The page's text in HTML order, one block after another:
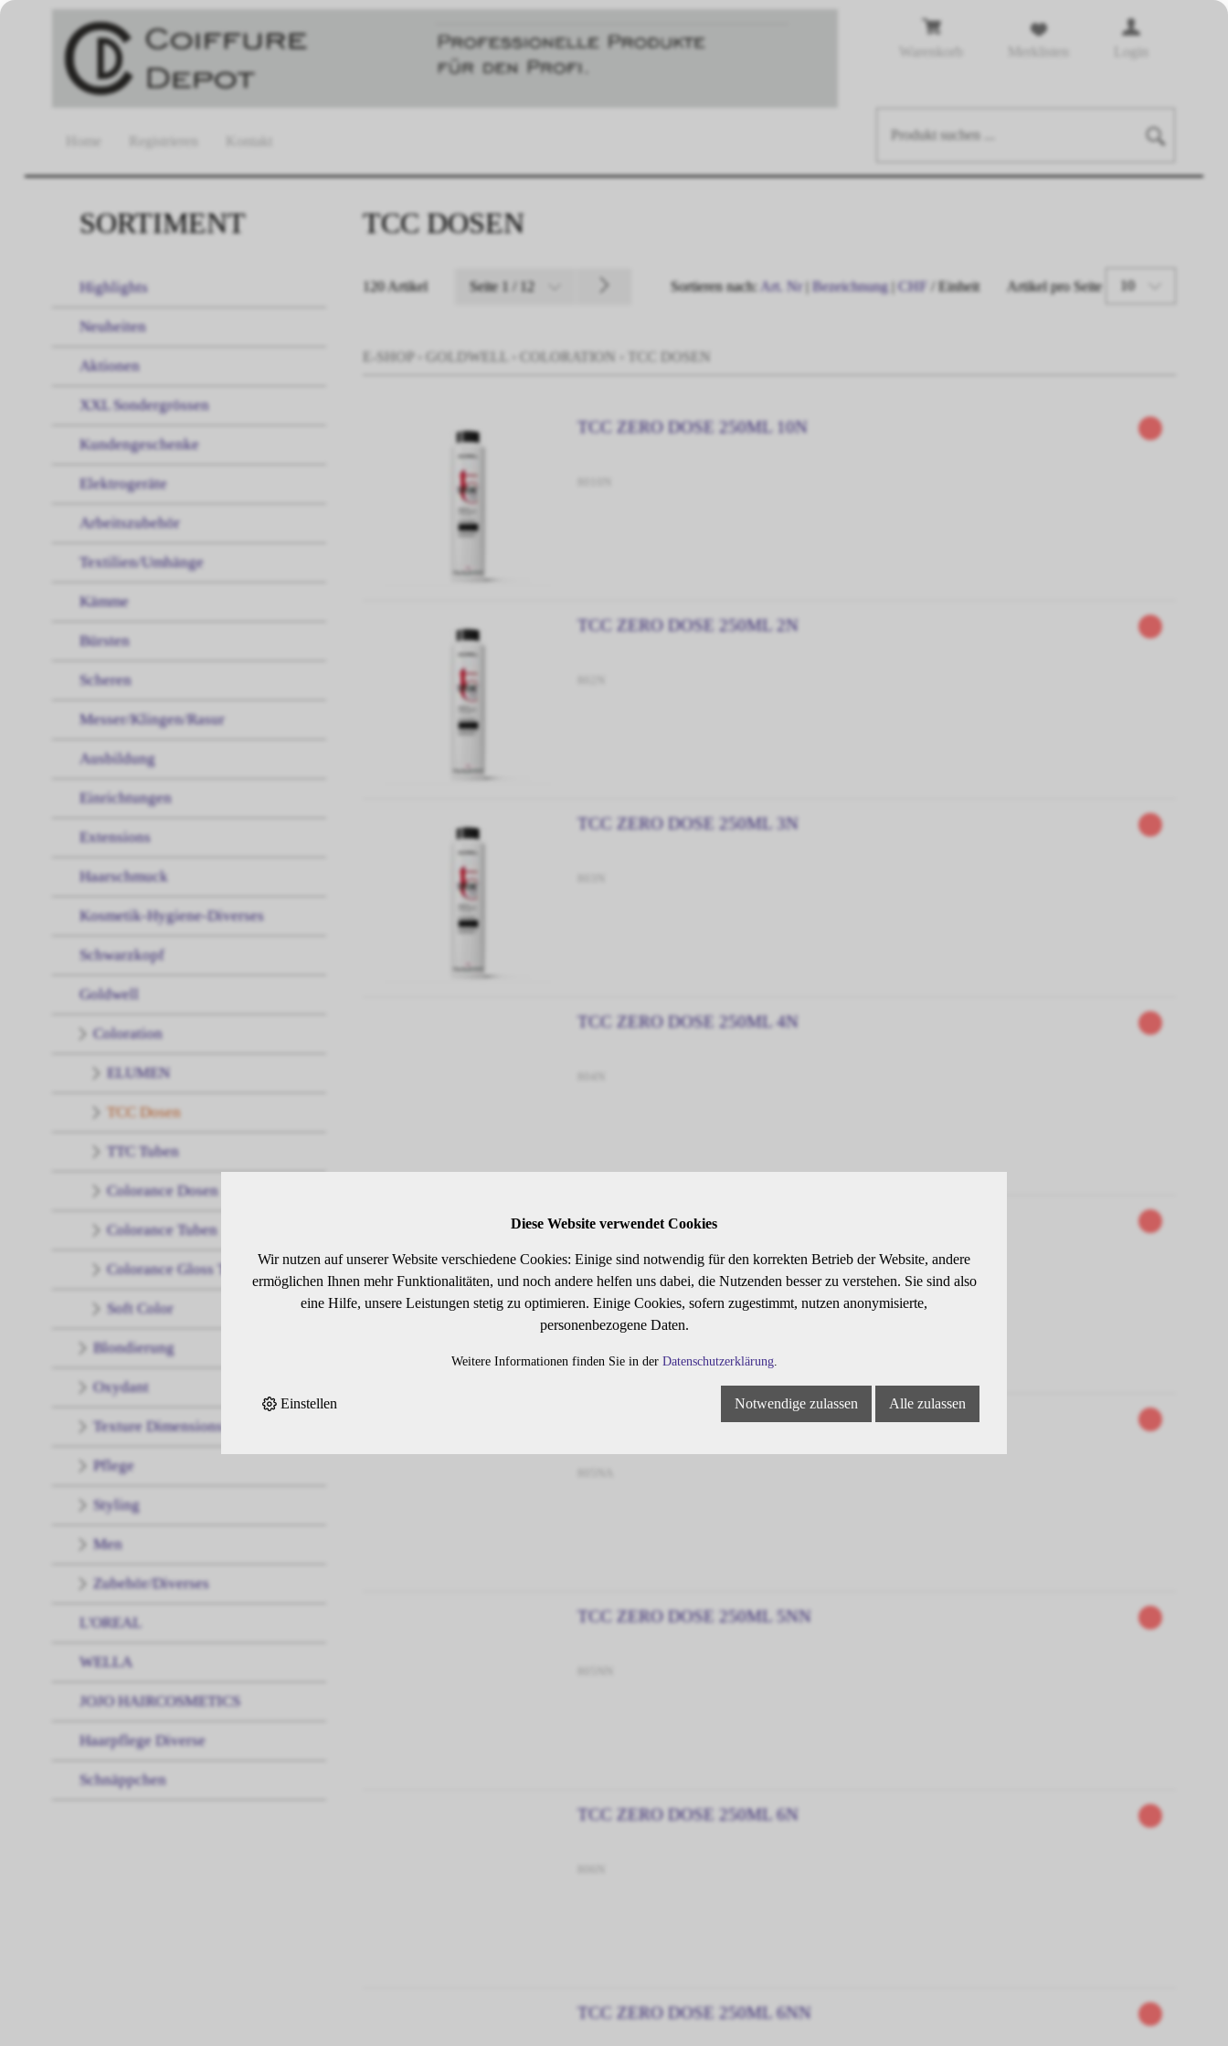
SORTIMENT
Highlights
Neuheiten
Aktionen
XXL Sondergrössen
Kundengeschenke
Elektrogeräte
Arbeitszubehör
Textilien/Umhänge
Kämme
Bürsten
Scheren
Messer/Klingen/Rasur
Ausbildung
Einrichtungen
Extensions
Haarschmuck
Kosmetik-Hygiene-Diverses
Schwarzkopf
Goldwell
Coloration
ELUMEN
TCC Dosen
TTC Tuben
Colorance Dosen
Colorance Tuben
Colorance Gloss Tones
Soft Color
Blondierung
Oxydant
Texture Dimensions
Pflege
Styling
Men
Zubehör/Diverses
L'OREAL
WELLA
JOJO HAIRCOSMETICS
Haarpflege Diverse
Schnäppchen
TCC DOSEN
Artikel pro Seite 10
Sortieren nach: Art. Nr Bezeichnung|CHF / Einheit
120 Artikel Seite 1 / 12
GOLDWELL COLORATION TCC DOSEN
TCC ZERO DOSE 250ML 10N
TCC ZERO DOSE 250ML 2N
TCC ZERO DOSE 250ML 3N
TCC ZERO DOSE 250ML 4N
TCC ZERO DOSE 250ML 5N
805N
TCC ZERO DOSE 250ML 5NA
TCC ZERO DOSE 250ML 5NN
TCC ZERO DOSE 250ML 6N
TCC ZERO DOSE 250ML 6NN
Diese Website verwendet Cookies
Wir nutzen auf unserer Website verschiedene Cookies: Einige sind notwendig für den korrekten Betrieb der Website, andere
ermöglichen Ihnen mehr Funktionalitäten, und noch andere helfen uns dabei, die Nutzenden besser zu verstehen. Sie sind also
eine Hilfe, unsere Leistungen stetig zu optimieren. Einige Cookies, sofern zugestimmt, nutzen anonymisierte,
personenbezogene Daten.
Weitere Informationen finden Sie in der Datenschutzerklärung.
Einstellen Notwendige zulassen Alle zulassen